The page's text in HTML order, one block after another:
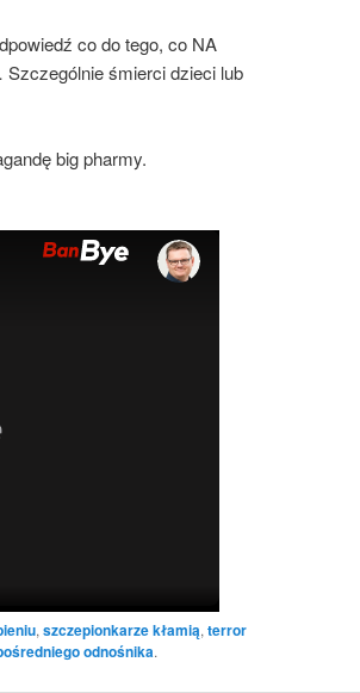
co do tego, co NA
śmierci dzieci lub
big pharmy.
, szczepionkarze kłamią, terror
odnośnika.